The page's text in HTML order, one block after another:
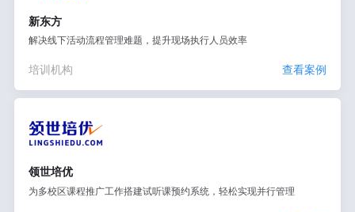
新东方
解决线下活动流程管理难题，提升现场执行人员效率
培训机构 查看案例
领世培优
为多校区课程推广工作搭建试听课预约系统，轻松实现并行管理